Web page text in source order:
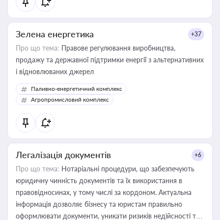
Зелена енергетика +37
Про що тема: Правове регулювання виробництва,
продажу та державної підтримки енергії з альтернативних
і відновлюваних джерел
Паливно-енергетичний комплекс
Агропромисловий комплекс
Легалізація документів +6
Про що тема: Нотаріальні процедури, що забезпечують
юридичну чинність документів та їх використання в
правовідносинах, у тому числі за кордоном. Актуальна
інформація дозволяє бізнесу та юристам правильно
оформлювати документи, уникати ризиків недійсності та